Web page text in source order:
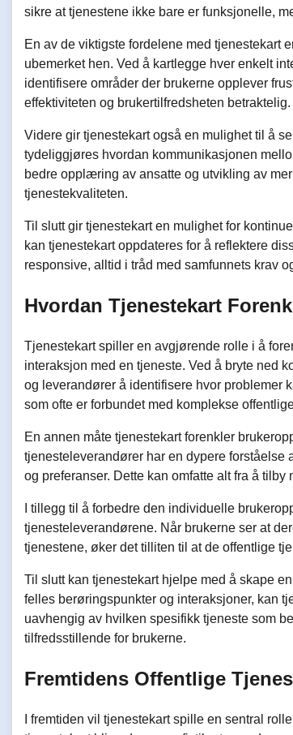
sikre at tjenestene ikke bare er funksjonelle,
En av de viktigste fordelene med tjenestekart
ubemerket hen. Ved å kartlegge hver enkelt
identifisere områder der brukerne opplever
effektiviteten og brukertilfredsheten betraktelig.
Videre gir tjenestekart også en mulighet til å
tydeliggjøres hvordan kommunikasjonen
bedre opplæring av ansatte og utvikling av
tjenestekvaliteten.
Til slutt gir tjenestekart en mulighet for
kan tjenestekart oppdateres for å reflektere
responsive, alltid i tråd med samfunnets krav
Hvordan Tjenestekart
Tjenestekart spiller en avgjørende rolle i å
interaksjon med en tjeneste. Ved å bryte ned
og leverandører å identifisere hvor problemer
som ofte er forbundet med komplekse
En annen måte tjenestekart forenkler
tjenesteleverandører har en dypere
og preferanser. Dette kan omfatte alt fra å
I tillegg til å forbedre den individuelle
tjenesteleverandørene. Når brukerne ser at
tjenestene, øker det tilliten til at de offentlige
Til slutt kan tjenestekart hjelpe med å skape
felles berøringspunkter og interaksjoner, kan
uavhengig av hvilken spesifikk tjeneste som
tilfredsstillende for brukerne.
Fremtidens Offentlige
I fremtiden vil tjenestekart spille en sentral